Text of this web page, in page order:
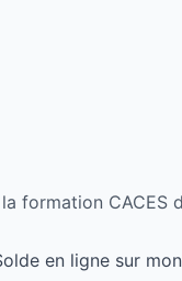
formation CACES
en ligne sur